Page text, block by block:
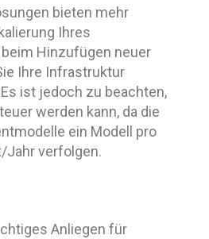
bieten mehr
Ihres
Hinzufügen neuer
Ihre Infrastruktur
ist jedoch zu beachten,
werden kann, da die
ein Modell pro
Jahr verfolgen.
Anliegen für